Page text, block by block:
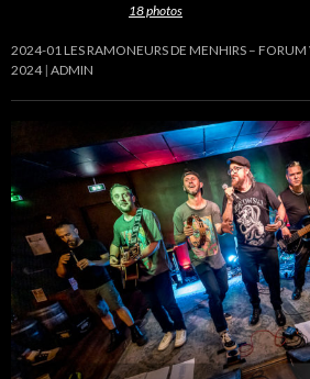
18 photos
2024-01 LES RAMONEURS DE MENHIRS – FORUM
2024 ADMIN